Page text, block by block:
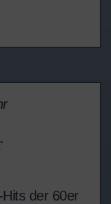
der 60er